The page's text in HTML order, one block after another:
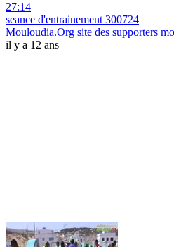
27:14
seance d'entrainement 300724
Mouloudia.Org site des supporters
il y a 12 ans